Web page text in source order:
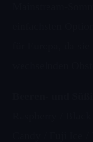
Mainstream-
einfachsten
für Europa, da
wechselnden
Beeren- und
Raspberry /
Candy / Fuji Ice